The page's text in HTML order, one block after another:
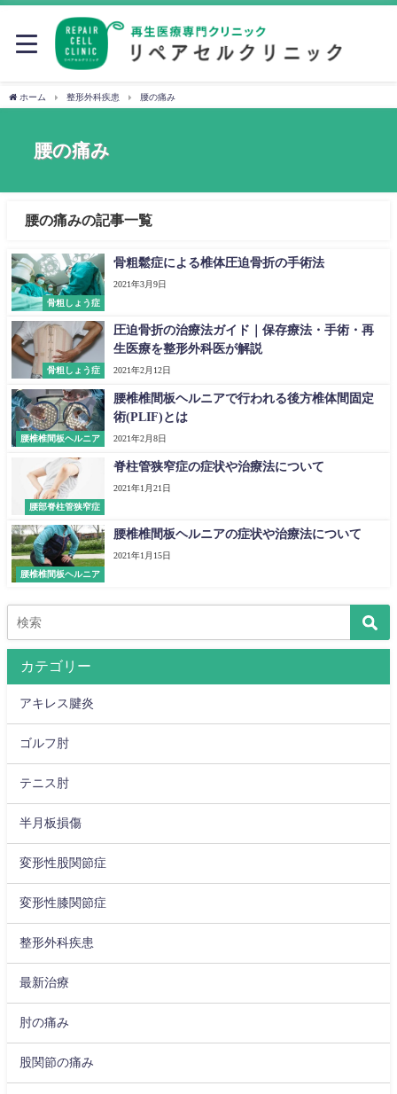
ホーム 整形外科疾患 腰の痛み
腰の痛み
腰の痛みの記事一覧
骨粗しょう症
骨粗鬆症による椎体圧迫骨折の手術法
2021年3月9日
骨粗しょう症
圧迫骨折の治療法ガイド｜保存療法・手術・再
生医療を整形外科医が解説
2021年2月12日
腰椎椎間板ヘルニア
腰椎椎間板ヘルニアで行われる後方椎体間固定
術(PLIF)とは
2021年2月8日
腰部脊柱管狭窄症
脊柱管狭窄症の症状や治療法について
2021年1月21日
腰椎椎間板ヘルニア
腰椎椎間板ヘルニアの症状や治療法について
2021年1月15日
カテゴリー
アキレス腱炎
ゴルフ肘
テニス肘
半月板損傷
変形性股関節症
変形性膝関節症
整形外科疾患
最新治療
肘の痛み
股関節の痛み